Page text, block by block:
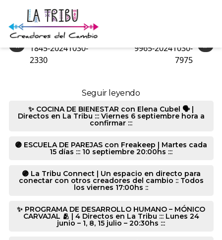
10076-20241030-3040
«
1845-20241030-
2330
»
9965-20241030-
7975
Seguir leyendo
✨ COCINA DE BIENESTAR con Elena Cubel 🗣️ |
Directos en La Tribu ::: Viernes 6 septiembre hora a
confirmar :::
🟣 ESCUELA DE PAREJAS con Freakeep | Martes cada
15 días ::: 10 septiembre 20:00hs :::
🟣 La Tribu Connect | Un espacio en directo para
conectar con otros creadores del cambio :: Todos
los viernes 17:00hs ::
✨ PROGRAMA DE DESARROLLO HUMANO – MÓNICO
CARVAJAL 🫂 | 4 Directos en La Tribu ::: Lunes 24
junio – 1, 8, 15 julio – 20:30hs :::